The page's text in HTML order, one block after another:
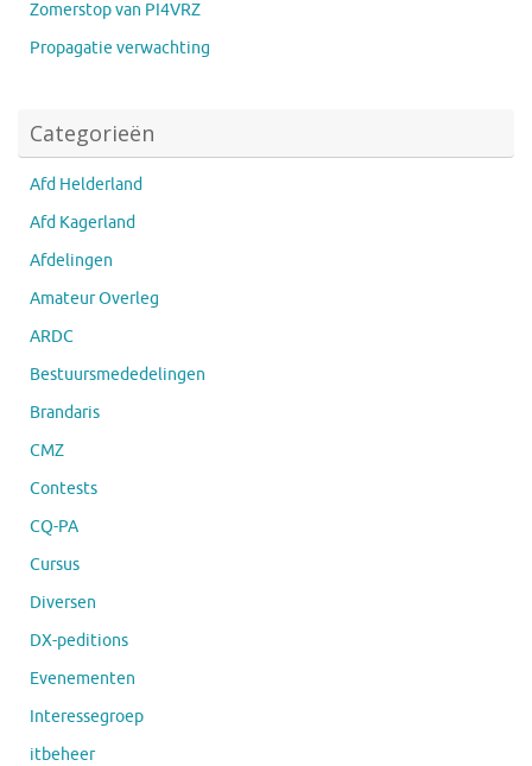
Zomerstop van PI4VRZ
Propagatie verwachting
Categorieën
Afd Helderland
Afd Kagerland
Afdelingen
Amateur Overleg
ARDC
Bestuursmededelingen
Brandaris
CMZ
Contests
CQ-PA
Cursus
Diversen
DX-peditions
Evenementen
Interessegroep
itbeheer